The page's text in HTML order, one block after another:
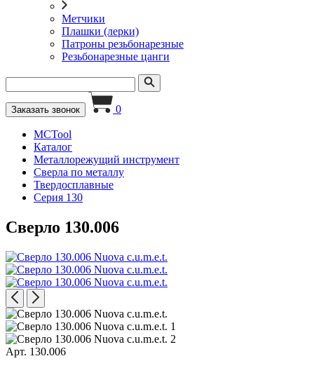
Метчики
Плашки (лерки)
Патроны резьбонарезные
Резьбонарезные цанги
Заказать звонок 0
MCTool
Каталог
Металлорежущий инструмент
Сверла по металлу
Твердосплавные
Серия 130
Сверло 130.006
Арт. 130.006